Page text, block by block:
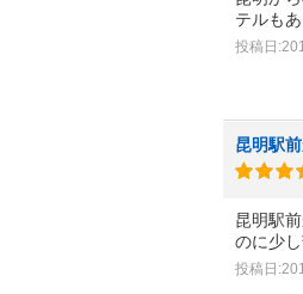
テルも
投稿日
昆明駅
昆明駅
のに少
投稿日